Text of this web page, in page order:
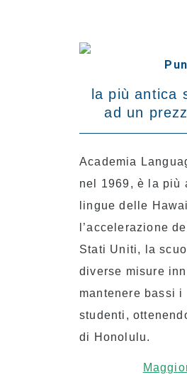
la più antica
ad un
Academia
nel 1969, è la più
lingue delle
l’accelerazione
Stati Uniti, la
diverse misure
mantenere bassi
studenti,
di Honolulu.